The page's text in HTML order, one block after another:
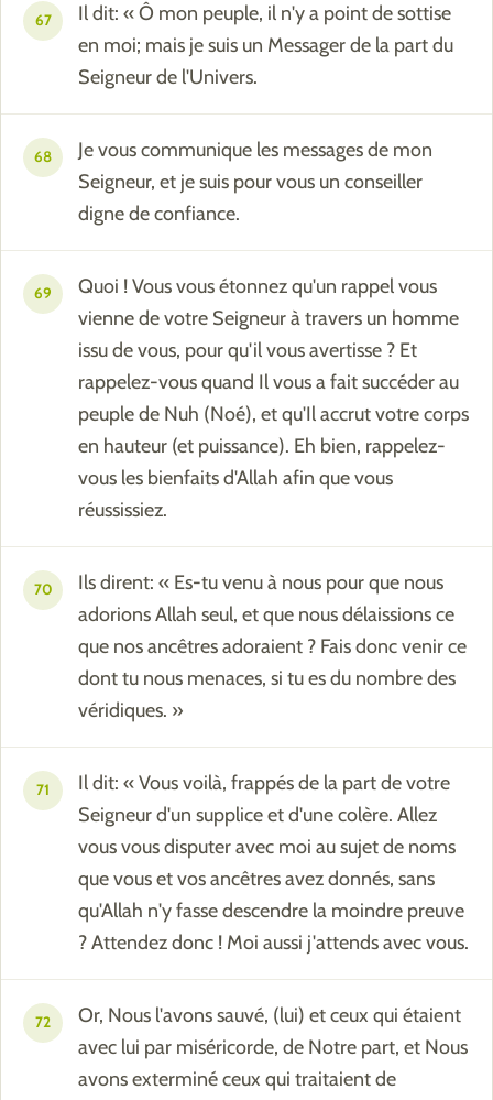
67
Il dit: « Ô mon peuple, il n'y a point de sottise
en moi; mais je suis un Messager de la part du
Seigneur de l'Univers.
68
Je vous communique les messages de mon
Seigneur, et je suis pour vous un conseiller
digne de confiance.
69
Quoi ! Vous vous étonnez qu'un rappel vous
vienne de votre Seigneur à travers un homme
issu de vous, pour qu'il vous avertisse ? Et
rappelez-vous quand Il vous a fait succéder au
peuple de Nuh (Noé), et qu'Il accrut votre corps
en hauteur (et puissance). Eh bien, rappelez-
vous les bienfaits d'Allah afin que vous
réussissiez.
70
Ils dirent: « Es-tu venu à nous pour que nous
adorions Allah seul, et que nous délaissions ce
que nos ancêtres adoraient ? Fais donc venir ce
dont tu nous menaces, si tu es du nombre des
véridiques. »
71
Il dit: « Vous voilà, frappés de la part de votre
Seigneur d'un supplice et d'une colère. Allez
vous vous disputer avec moi au sujet de noms
que vous et vos ancêtres avez donnés, sans
qu'Allah n'y fasse descendre la moindre preuve
? Attendez donc ! Moi aussi j'attends avec vous.
72
Or, Nous l'avons sauvé, (lui) et ceux qui étaient
avec lui par miséricorde, de Notre part, et Nous
avons exterminé ceux qui traitaient de